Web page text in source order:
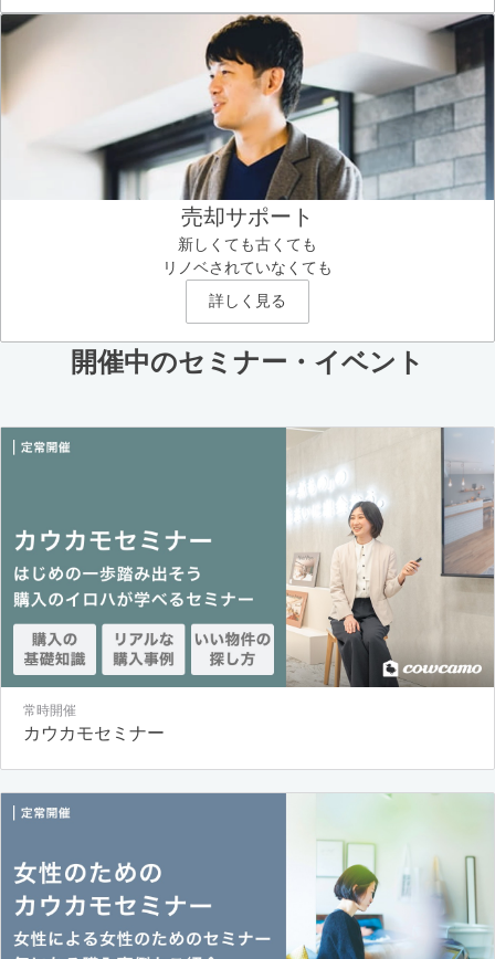
売却サポート
新しくても古くても
リノベされていなくても
詳しく見る
開催中のセミナー・イベント
常時開催
カウカモセミナー